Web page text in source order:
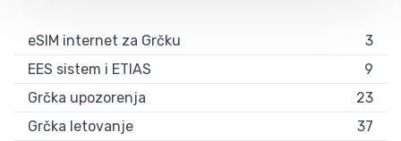
eSIM internet za Grčku
3
EES sistem i ETIAS
9
Grčka upozorenja
23
Grčka letovanje
37